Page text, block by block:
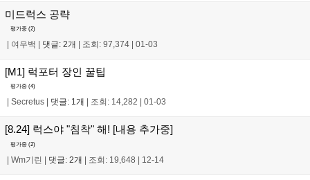
미드럭스 공략
평가중 (2)
여우백 댓글: 2개 조회: 97,374 01-03
[M1] 럭포터 장인 꿀팁
평가중 (4)
Secretus 댓글: 1개 조회: 14,282 01-03
[8.24] 럭스야 "침착" 해! [내용 추가중]
평가중 (2)
| Wm기린 | 댓글: 2개 | 조회: 19,648 | 12-14